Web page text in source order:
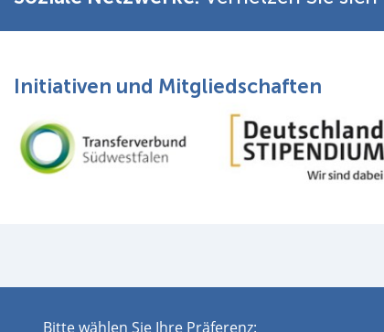
Initiativen und Mitgliedschaften
Bitte wählen Sie Ihre Präferenz: